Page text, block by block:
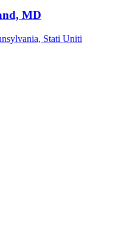
MD
Stati Uniti